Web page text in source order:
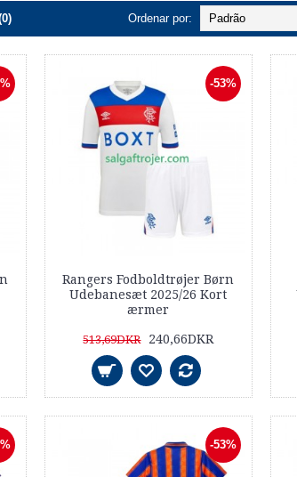
Ordenar por:
-53%
Rangers Fodboldtrøjer Børn
Udebanesæt 2025/26 Kort
ærmer
513,69DKR 240,66DKR
-53%